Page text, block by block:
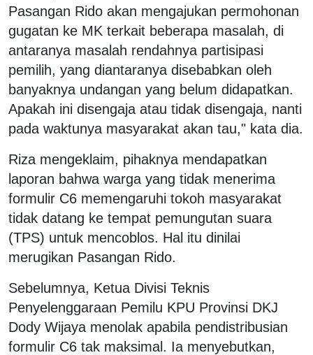
Pasangan Rido akan mengajukan permohonan
gugatan ke MK terkait beberapa masalah, di
antaranya masalah rendahnya partisipasi
pemilih, yang diantaranya disebabkan oleh
banyaknya undangan yang belum didapatkan.
Apakah ini disengaja atau tidak disengaja, nanti
pada waktunya masyarakat akan tau," kata dia.
Riza mengeklaim, pihaknya mendapatkan
laporan bahwa warga yang tidak menerima
formulir C6 memengaruhi tokoh masyarakat
tidak datang ke tempat pemungutan suara
(TPS) untuk mencoblos. Hal itu dinilai
merugikan Pasangan Rido.
Sebelumnya, Ketua Divisi Teknis
Penyelenggaraan Pemilu KPU Provinsi DKJ
Dody Wijaya menolak apabila pendistribusian
formulir C6 tak maksimal. Ia menyebutkan,